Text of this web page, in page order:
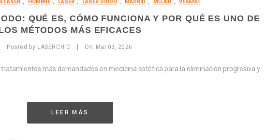
LÁSER , HOMBRE , LÁSER , LÁSER DIODO , MADRID , MUJER , VERANO
QUÉ ES, CÓMO FUNCIONA Y POR QUÉ ES UNO DE
MÉTODOS MÁS EFICACES
Posted by LASERCHIC On Mar 03, 2026
tratamientos más demandados en medicina estética para la eliminación progresiva y
LEER MÁS